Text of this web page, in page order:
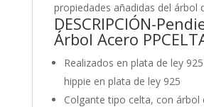
propiedades añadidas del árbol
DESCRIPCIÓN-
Árbol Acero
Realizados en plata de ley
hippie en plata de ley 925
Colgante tipo celta, con árbol